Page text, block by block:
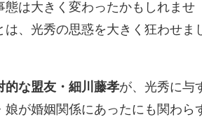
態は大きく変わったかもしれませ
、光秀の思惑を大きく狂わせま
的な盟友・細川藤孝が、光秀に与
が婚姻関係にあったにも関わら